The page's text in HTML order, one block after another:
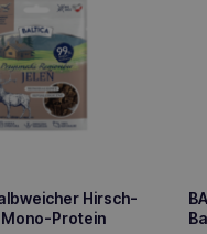
Hirsch-
Protein